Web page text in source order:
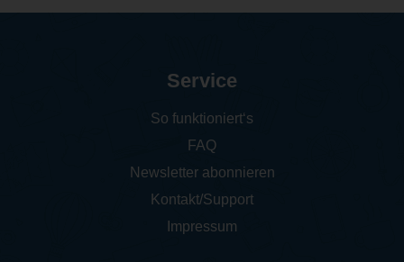
Service
So funktioniert‘s
FAQ
Newsletter abonnieren
Kontakt/Support
Impressum